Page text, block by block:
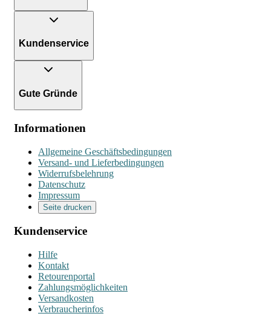
Kundenservice
Gute Gründe
Informationen
Allgemeine Geschäftsbedingungen
Versand- und Lieferbedingungen
Widerrufsbelehrung
Datenschutz
Impressum
Seite drucken
Kundenservice
Hilfe
Kontakt
Retourenportal
Zahlungsmöglichkeiten
Versandkosten
Verbraucherinfos